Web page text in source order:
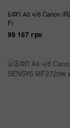
БФП А3 ч/б Canon
Fi
99 167 грн